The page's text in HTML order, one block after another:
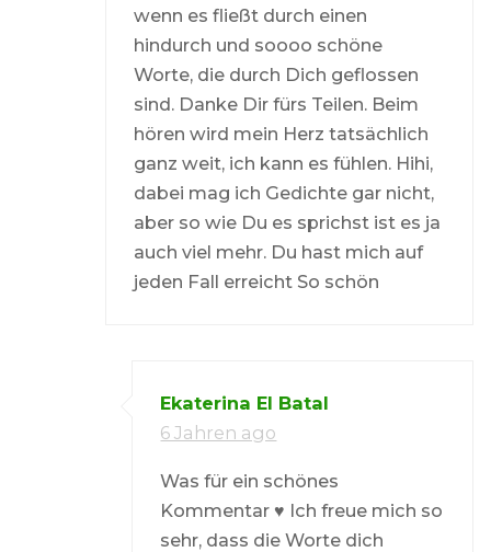
wenn es fließt durch einen
hindurch und soooo schöne
Worte, die durch Dich geflossen
sind. Danke Dir fürs Teilen. Beim
hören wird mein Herz tatsächlich
ganz weit, ich kann es fühlen. Hihi,
dabei mag ich Gedichte gar nicht,
aber so wie Du es sprichst ist es ja
auch viel mehr. Du hast mich auf
jeden Fall erreicht So schön
Ekaterina El Batal
6 Jahren ago
Was für ein schönes
Kommentar ♥ Ich freue mich so
sehr, dass die Worte dich